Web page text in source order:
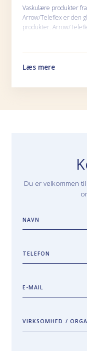
Vaskulære produkter
Arrow/Teleflex er den
produkter. Arrow/
Læs mere
Du er velkommen
NAVN
TELEFON
E-MAIL
VIRKSOMHED /